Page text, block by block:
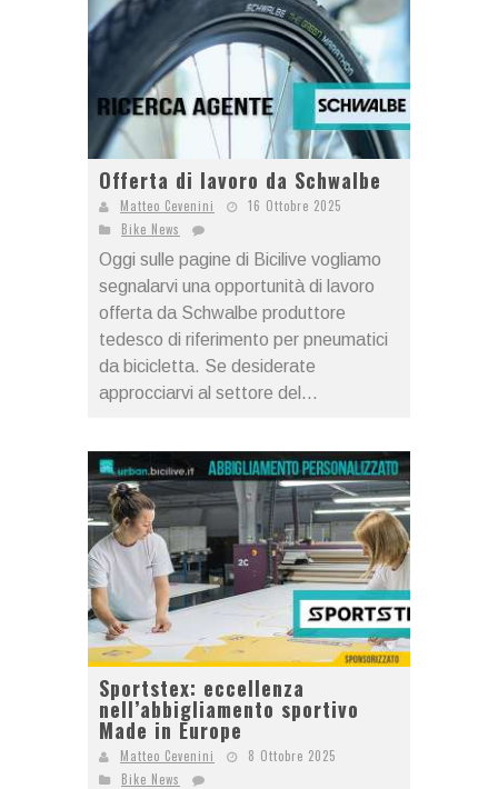
Offerta di lavoro da Schwalbe
Matteo Cevenini
16 Ottobre 2025
Bike News
Oggi sulle pagine di Bicilive vogliamo
segnalarvi una opportunità di lavoro
offerta da Schwalbe produttore
tedesco di riferimento per pneumatici
da bicicletta. Se desiderate
approcciarvi al settore del...
Sportstex: eccellenza
nell’abbigliamento sportivo
Made in Europe
Matteo Cevenini
8 Ottobre 2025
Bike News